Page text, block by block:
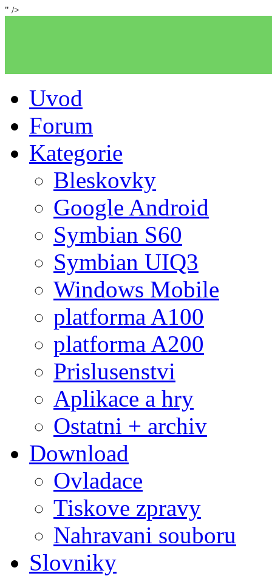
" />
Uvod
Forum
Kategorie
Bleskovky
Google Android
Symbian S60
Symbian UIQ3
Windows Mobile
platforma A100
platforma A200
Prislusenstvi
Aplikace a hry
Ostatni + archiv
Download
Ovladace
Tiskove zpravy
Nahravani souboru
Slovniky